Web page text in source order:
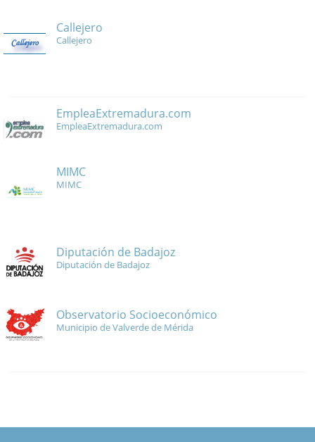
Callejero
Callejero
EmpleaExtremadura.com
EmpleaExtremadura.com
MIMC
MIMC
Diputación de Badajoz
Diputación de Badajoz
Observatorio Socioeconómico
Municipio de Valverde de Mérida